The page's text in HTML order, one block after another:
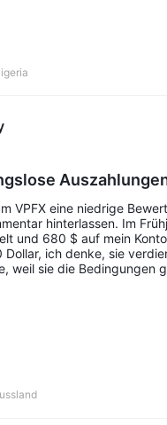
VPFX
VPFX eine niedrige
hinterlassen. Im
und 680 $ auf mein
Dollar, ich denke, sie
weil sie die Bedingungen
wurde zu handeln und
meinen Gewinn und